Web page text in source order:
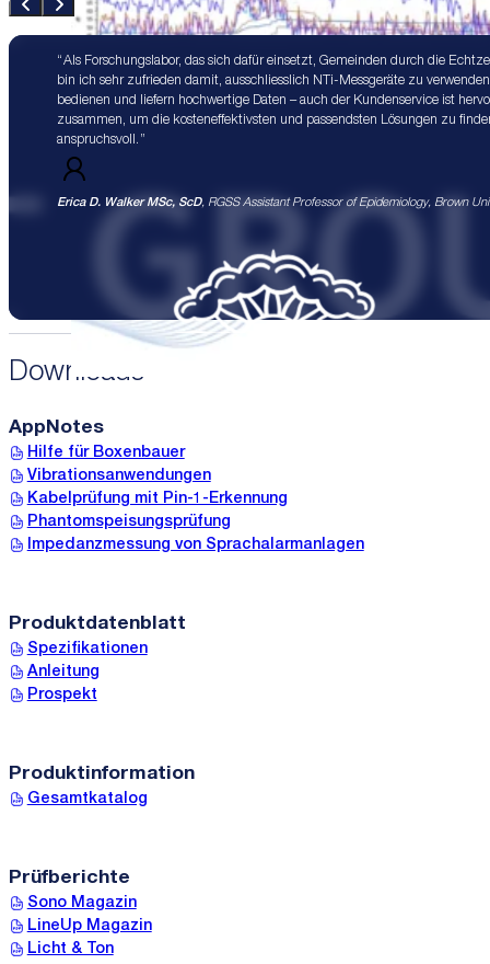
Als Forschungslabor, das sich dafür einsetzt, Gemeinden durch die
bin ich sehr zufrieden damit, ausschliesslich NTi-Messgeräte zu
bedienen und liefern hochwertige Daten – auch der Kundenservice ist
zusammen, um die kosteneffektivsten und passendsten Lösungen zu
anspruchsvoll.
Erica D. Walker MSc, ScD, RGSS Assistant Professor of Epidemiology, Brown
Downloads
AppNotes
Hilfe für Boxenbauer
Vibrationsanwendungen
Kabelprüfung mit Pin-1-Erkennung
Phantomspeisungsprüfung
Impedanzmessung von Sprachalarmanlagen
Produktdatenblatt
Spezifikationen
Anleitung
Prospekt
Produktinformation
Gesamtkatalog
Prüfberichte
Sono Magazin
LineUp Magazin
Licht & Ton